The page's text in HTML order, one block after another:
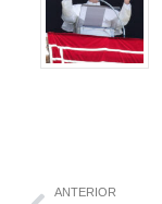
ANTERIOR